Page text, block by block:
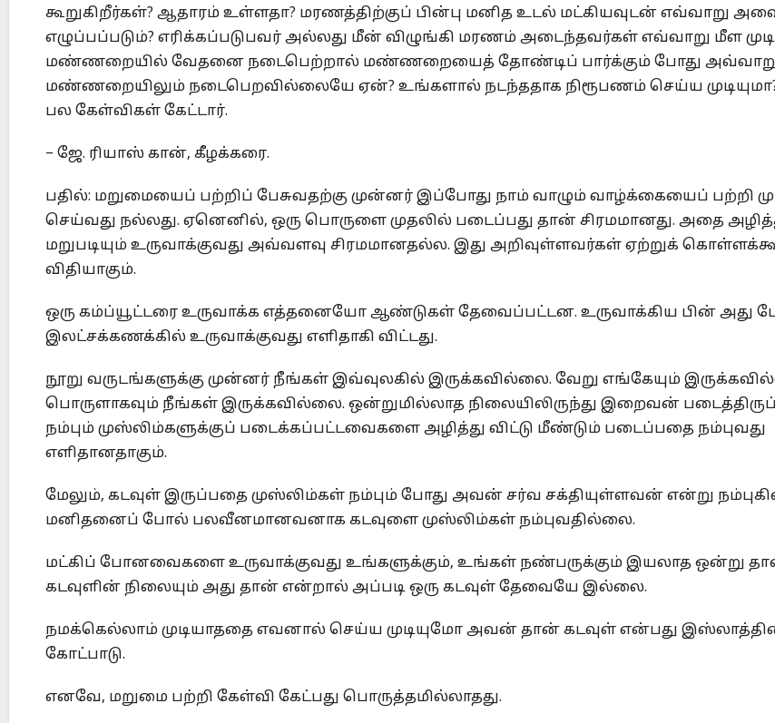
கூறுகிறீர்கள்? ஆதாரம் உள்ளதா? மரணத்திற்குப் பின்பு மனித உடல் மட்கியவுடன் எவ்வாறு அவை
எழுப்பப்படும்? எரிக்கப்படுபவர் அல்லது மீன் விழுங்கி மரணம் அடைந்தவர்கள் எவ்வாறு மீள
மண்ணறையில் வேதனை நடைபெற்றால் மண்ணறையைத் தோண்டிப் பார்க்கும் போது
மண்ணறையிலும் நடைபெறவில்லையே ஏன்? உங்களால் நடந்ததாக நிரூபணம் செய்ய
பல கேள்விகள் கேட்டார்.
– ஜே. ரியாஸ் கான், கீழக்கரை.
பதில்: மறுமையைப் பற்றிப் பேசுவதற்கு முன்னர் இப்போது நாம் வாழும் வாழ்க்கையைப் பற்றி
செய்வது நல்லது. ஏனெனில், ஒரு பொருளை முதலில் படைப்பது தான் சிரமமானது. அதை
மறுபடியும் உருவாக்குவது அவ்வளவு சிரமமானதல்ல. இது அறிவுள்ளவர்கள் ஏற்றுக்
விதியாகும்.
ஒரு கம்ப்யூட்டரை உருவாக்க எத்தனையோ ஆண்டுகள் தேவைப்பட்டன. உருவாக்கிய பின் அது
இலட்சக்கணக்கில் உருவாக்குவது எளிதாகி விட்டது.
நூறு வருடங்களுக்கு முன்னர் நீங்கள் இவ்வுலகில் இருக்கவில்லை. வேறு எங்கேயும்
பொருளாகவும் நீங்கள் இருக்கவில்லை. ஒன்றுமில்லாத நிலையிலிருந்து இறைவன்
நம்பும் முஸ்லிம்களுக்குப் படைக்கப்பட்டவைகளை அழித்து விட்டு மீண்டும் படைப்பதை நம்புவது
எளிதானதாகும்.
மேலும், கடவுள் இருப்பதை முஸ்லிம்கள் நம்பும் போது அவன் சர்வ சக்தியுள்ளவன் என்று
மனிதனைப் போல் பலவீனமானவனாக கடவுளை முஸ்லிம்கள் நம்புவதில்லை.
மட்கிப் போனவைகளை உருவாக்குவது உங்களுக்கும், உங்கள் நண்பருக்கும் இயலாத ஒன்று
கடவுளின் நிலையும் அது தான் என்றால் அப்படி ஒரு கடவுள் தேவையே இல்லை.
நமக்கெல்லாம் முடியாததை எவனால் செய்ய முடியுமோ அவன் தான் கடவுள் என்பது
கோட்பாடு.
எனவே, மறுமை பற்றி கேள்வி கேட்பது பொருத்தமில்லாதது.